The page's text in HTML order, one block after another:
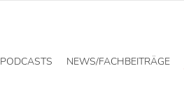
PODCASTS NEWS/FACHBEITRÄGE